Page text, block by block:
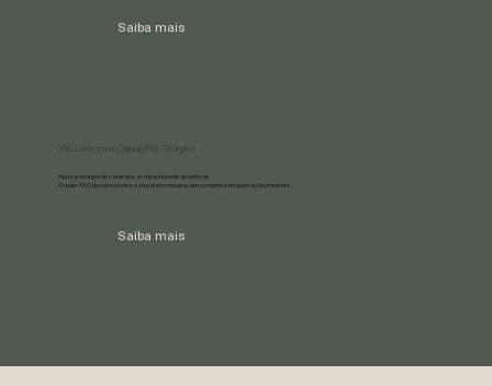
Saiba mais
YAG Laser para Cápsula Pós-Cirúrgica
Após a cirurgia de catarata, a cápsula pode opacificar.
O laser YAG devolve clareza visual em minutos, com conforto e recuperação imediata.
Saiba mais